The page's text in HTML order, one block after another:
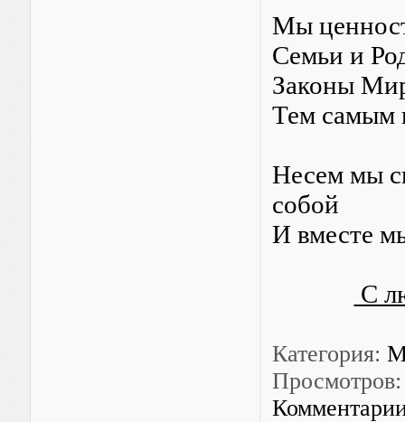
Мы
Семьи и
Законы
Тем самым
Несем мы
собой
И вместе
С
Категория:
Просмотров: